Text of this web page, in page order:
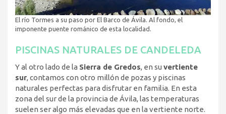
El río Tormes a su paso por El Barco de Ávila. Al fondo, el
imponente puente románico de esta localidad.
PISCINAS NATURALES DE CANDELEDA
Y al otro lado de la Sierra de Gredos, en su vertiente
sur, contamos con otro millón de pozas y piscinas
naturales perfectas para disfrutar en familia. En esta
zona del sur de la provincia de Ávila, las temperaturas
suelen ser algo más elevadas que en la vertiente norte.